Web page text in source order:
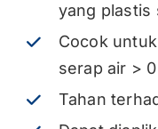
yang plastis
Cocok
serap air >
Tahan